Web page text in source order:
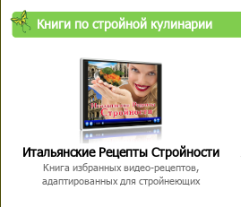
Книги по стройной кулинарии
Итальянские Рецепты Стройности
Книга избранных видео-рецептов,
адаптированных для стройнеющих